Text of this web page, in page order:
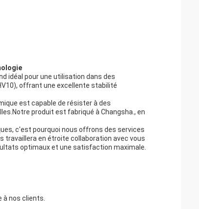
idéal pour une utilisation dans des
offrant une excellente stabilité
est capable de résister à des
produit est fabriqué à Changsha., en
c'est pourquoi nous offrons des services
travaillera en étroite collaboration avec vous
optimaux et une satisfaction maximale.
nos clients.